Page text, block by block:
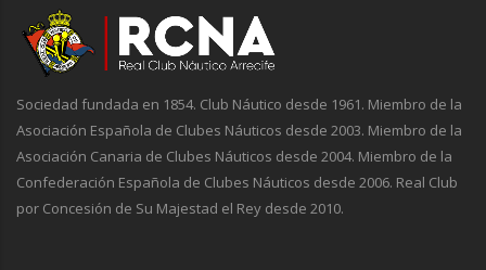
Sociedad fundada en 1854. Club Náutico desde 1961. Miembro de la
Asociación Española de Clubes Náuticos desde 2003. Miembro de la
Asociación Canaria de Clubes Náuticos desde 2004. Miembro de la
Confederación Española de Clubes Náuticos desde 2006. Real Club
por Concesión de Su Majestad el Rey desde 2010.